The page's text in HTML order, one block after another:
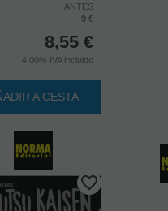
ANTES
9 €
8,55 €
4.00% IVA incluido
A CESTA